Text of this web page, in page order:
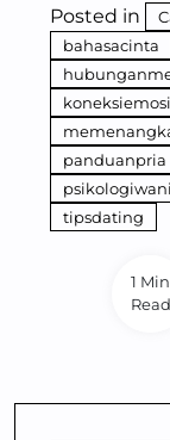
1 Min
Read
Posted in
bahasacinta
panduanpria
tipsdating